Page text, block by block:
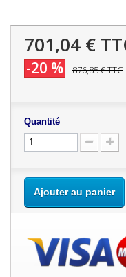
701,04 €
-20 % 876,85 €TTC
Quantité
Ajouter au panier